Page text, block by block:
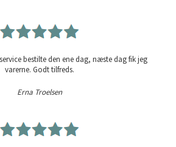
bestilte den ene dag, næste dag fik jeg
varerne. Godt tilfreds.
Erna Troelsen